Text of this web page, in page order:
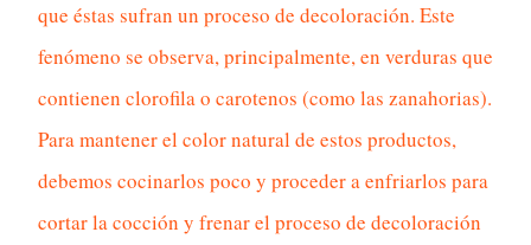
que éstas sufran un proceso de decoloración. Este
fenómeno se observa, principalmente, en verduras que
contienen clorofila o carotenos (como las zanahorias).
Para mantener el color natural de estos productos,
debemos cocinarlos poco y proceder a enfriarlos para
cortar la cocción y frenar el proceso de decoloración